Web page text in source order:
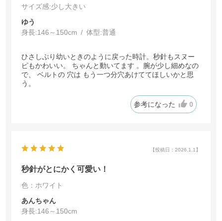
サイズ感:少し大きい
ゆう
身長:146～150cm 体型:普通
ひさしぶり幼いときのように戻った時計。秒針もスヌー
ピもかわいい。 ちゃんと動いてます 。腕が少し細めなの
で、 ベルトの 穴は もう一つ分穴あけててほしいかと思
う。
参考になった 0
【投稿日：2026.1.1】
秒針がとにかく可愛い！
色：ホワイト
あんちゃん
身長:146～150cm